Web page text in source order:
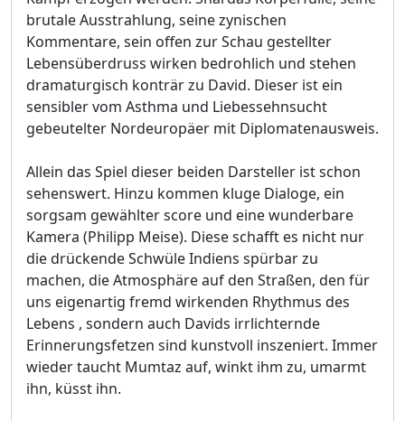
brutale Ausstrahlung, seine zynischen
Kommentare, sein offen zur Schau gestellter
Lebensüberdruss wirken bedrohlich und stehen
dramaturgisch konträr zu David. Dieser ist ein
sensibler vom Asthma und Liebessehnsucht
gebeutelter Nordeuropäer mit Diplomatenausweis.
Allein das Spiel dieser beiden Darsteller ist schon
sehenswert. Hinzu kommen kluge Dialoge, ein
sorgsam gewählter score und eine wunderbare
Kamera (Philipp Meise). Diese schafft es nicht nur
die drückende Schwüle Indiens spürbar zu
machen, die Atmosphäre auf den Straßen, den für
uns eigenartig fremd wirkenden Rhythmus des
Lebens , sondern auch Davids irrlichternde
Erinnerungsfetzen sind kunstvoll inszeniert. Immer
wieder taucht Mumtaz auf, winkt ihm zu, umarmt
ihn, küsst ihn.